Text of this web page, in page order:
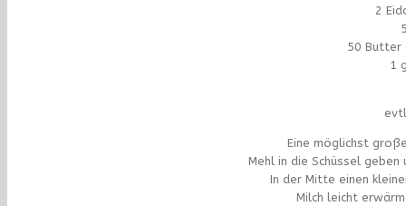
2
50 Butter
1
Eine möglichst
Mehl in die Schüssel
In der Mitte einen
Milch leicht